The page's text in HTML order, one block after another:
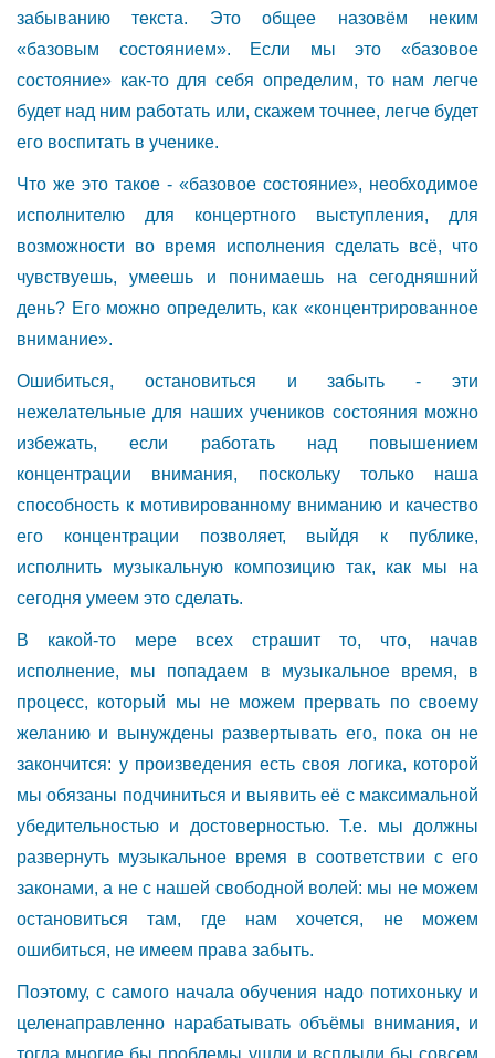
забыванию текста. Это общее назовём неким
«базовым состоянием». Если мы это «базовое
состояние» как-то для себя определим, то нам легче
будет над ним работать или, скажем точнее, легче будет
его воспитать в ученике.
Что же это такое - «базовое состояние», необходимое
исполнителю для концертного выступления, для
возможности во время исполнения сделать всё, что
чувствуешь, умеешь и понимаешь на сегодняшний
день? Его можно определить, как «концентрированное
внимание».
Ошибиться, остановиться и забыть - эти
нежелательные для наших учеников состояния можно
избежать, если работать над повышением
концентрации внимания, поскольку только наша
способность к мотивированному вниманию и качество
его концентрации позволяет, выйдя к публике,
исполнить музыкальную композицию так, как мы на
сегодня умеем это сделать.
В какой-то мере всех страшит то, что, начав
исполнение, мы попадаем в музыкальное время, в
процесс, который мы не можем прервать по своему
желанию и вынуждены развертывать его, пока он не
закончится: у произведения есть своя логика, которой
мы обязаны подчиниться и выявить её с максимальной
убедительностью и достоверностью. Т.е. мы должны
развернуть музыкальное время в соответствии с его
законами, а не с нашей свободной волей: мы не можем
остановиться там, где нам хочется, не можем
ошибиться, не имеем права забыть.
Поэтому, с самого начала обучения надо потихоньку и
целенаправленно нарабатывать объёмы внимания, и
тогда многие бы проблемы ушли и всплыли бы совсем